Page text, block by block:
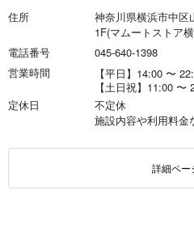
住所
神奈川県横浜市中
1F(マムートストア横
電話番号
045-640-1398
営業時間
【平日】14:00 〜
【土日祝】11:00 〜
定休日
不定休
施設内容や利用料金
詳細ペー